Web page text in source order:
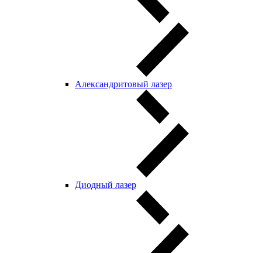
Александритовый лазер
Диодный лазер